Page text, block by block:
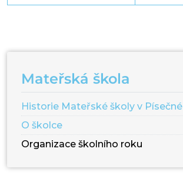
Mateřská škola
Historie Mateřské školy v Písečné
O školce
Organizace školního roku